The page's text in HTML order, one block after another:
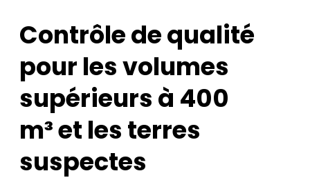
Contrôle de qualité
pour les volumes
supérieurs à 400
m³et les terres
suspectes